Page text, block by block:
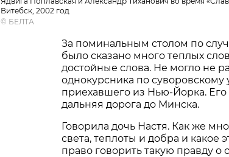
Витебск, 2002 год
© БЕЛТА
За поминальным столом по
было сказано много теплых
достойные слова. Не могло не
однокурсника по
приехавшего из Нью-Йорка. Его
дальняя дорога до Минска.
Говорила дочь Настя. Как же
света, теплоты и добра и какое
право говорить такую правду о